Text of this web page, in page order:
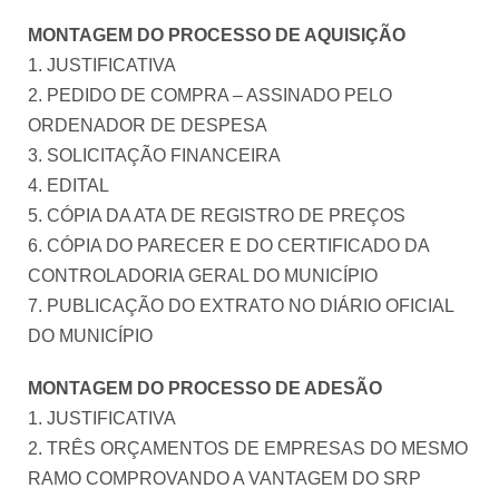
MONTAGEM DO PROCESSO DE AQUISIÇÃO
1. JUSTIFICATIVA
2. PEDIDO DE COMPRA – ASSINADO PELO
ORDENADOR DE DESPESA
3. SOLICITAÇÃO FINANCEIRA
4. EDITAL
5. CÓPIA DA ATA DE REGISTRO DE PREÇOS
6. CÓPIA DO PARECER E DO CERTIFICADO DA
CONTROLADORIA GERAL DO MUNICÍPIO
7. PUBLICAÇÃO DO EXTRATO NO DIÁRIO OFICIAL
DO MUNICÍPIO
MONTAGEM DO PROCESSO DE ADESÃO
1. JUSTIFICATIVA
2. TRÊS ORÇAMENTOS DE EMPRESAS DO MESMO
RAMO COMPROVANDO A VANTAGEM DO SRP